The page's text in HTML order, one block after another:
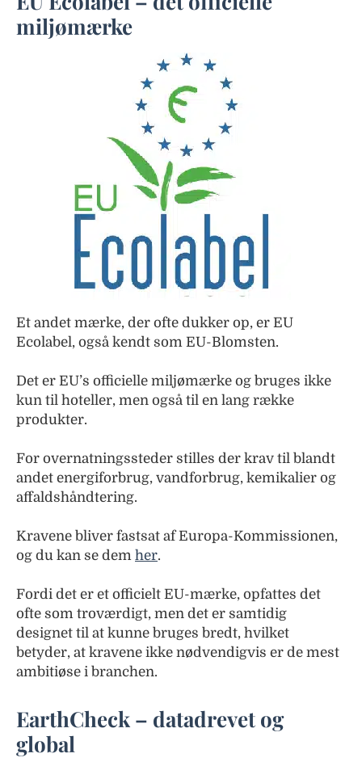
miljømærke
Et andet mærke, der ofte dukker op, er EU
Ecolabel, også kendt som EU-Blomsten.
Det er EU’s officielle miljømærke og bruges ikke
kun til hoteller, men også til en lang række
produkter.
For overnatningssteder stilles der krav til blandt
andet energiforbrug, vandforbrug, kemikalier og
affaldshåndtering.
Kravene bliver fastsat af Europa-Kommissionen,
og du kan se dem her.
Fordi det er et officielt EU-mærke, opfattes det
ofte som troværdigt, men det er samtidig
designet til at kunne bruges bredt, hvilket
betyder, at kravene ikke nødvendigvis er de mest
ambitiøse i branchen.
EarthCheck – datadrevet og
global